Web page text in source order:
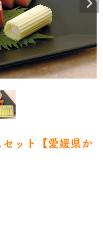
ット【愛媛県か